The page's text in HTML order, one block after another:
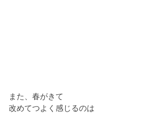
また、春がきて
改めてつよく感じるのは